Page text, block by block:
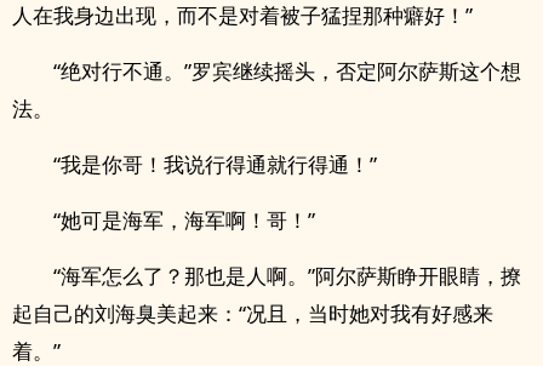
人在我身边出现，而不是对着被子猛捏那种癖好！”
“绝对行不通。”罗宾继续摇头，否定阿尔萨斯这个想
法。
“我是你哥！我说行得通就行得通！”
“她可是海军，海军啊！哥！”
“海军怎么了？那也是人啊。”阿尔萨斯睁开眼睛，撩
起自己的刘海臭美起来：“况且，当时她对我有好感来
着。”